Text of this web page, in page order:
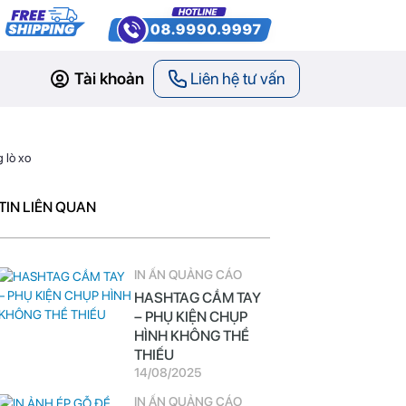
Tài khoản Liên hệ tư vấn
lò xo
LIÊN QUAN
IN ẤN QUẢNG CÁO
HASHTAG CẦM TAY
– PHỤ KIỆN CHỤP
HÌNH KHÔNG THỂ
THIẾU
14/08/2025
IN ẤN QUẢNG CÁO